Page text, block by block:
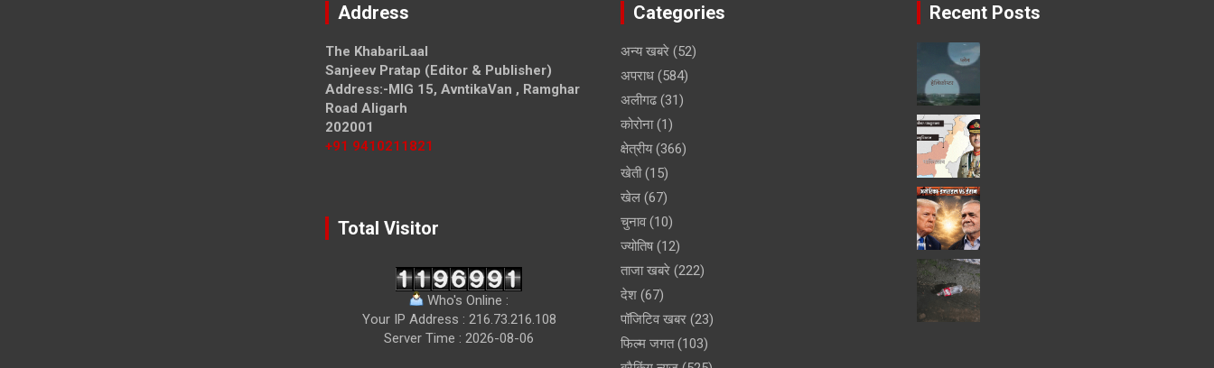
Address
The KhabariLaal
Sanjeev Pratap (Editor & Publisher)
Address:-MIG 15, AvntikaVan , Ramghar
Road Aligarh
202001
+91 9410211821
Total Visitor
Who's Online :
Your IP Address : 216.73.216.108
Server Time : 2026-08-06
Categories
अन्य खबरे (52)
अपराध (584)
अलीगढ(31)
कोरोना(1)
क्षेत्रीय(366)
खेती(15)
खेल (67)
चुनाव(10)
ज्योतिष(12)
ताजा खबरे (222)
देश (67)
पॉजिटिव खबर (23)
फिल्म जगत(103)
Recent Posts